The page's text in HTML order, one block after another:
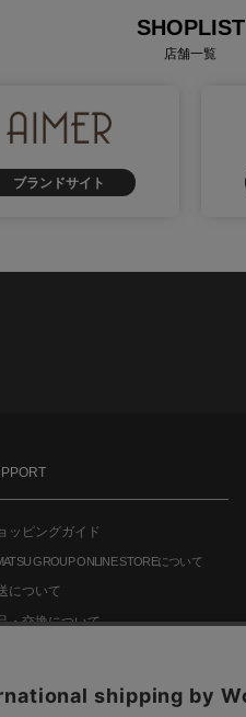
SHOPLIST
店舗一覧
ブランドサイト
ッピングガイド
GROUP ONLINE STOREについて
について
・交換について